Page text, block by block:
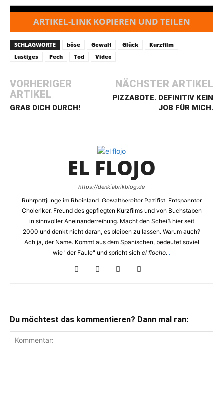
ARTIKEL-LINK KOPIEREN UND TEILEN
SCHLAGWORTE böse Gewalt Glück
Kurzfilm
Lustiges
Pech Tod Video
VORHERIGER
ARTIKEL
GRAB DICH DURCH!
NÄCHSTER ARTIKEL
PIZZABOTE. DEFINITIV KEIN
JOB FÜR MICH.
EL FLOJO
https://denkfabrikblog.de
Ruhrpottjunge im Rheinland. Gewaltbereiter Pazifist. Entspannter
Choleriker. Freund des gepflegten Kurzfilms und von Buchstaben
in sinnvoller Aneinanderreihung. Macht den Scheiß hier seit
2000 und denkt nicht daran, es bleiben zu lassen. Warum auch?
Ach ja, der Name. Kommt aus dem Spanischen, bedeutet soviel
wie "der Faule" und spricht sich el flocho. .
Du möchtest das kommentieren? Dann mal ran: